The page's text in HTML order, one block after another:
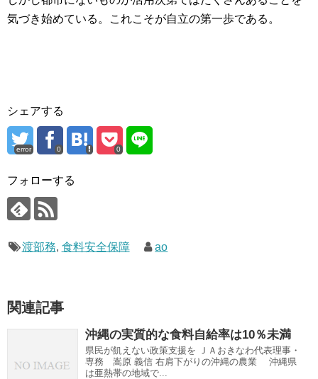
気づき始めている。これこそが自立の第一歩である。
シェアする
error 0 0
フォローする
渡部務, 食料安全保障 ao
関連記事
沖縄の実質的な食料自給率は10％未満
県民が飢えない政策支援を ＪＡおきなわ代表理事・
専務 嵩原 義信 右肩下がりの沖縄の農業 沖縄県
は亜熱帯の地域で...